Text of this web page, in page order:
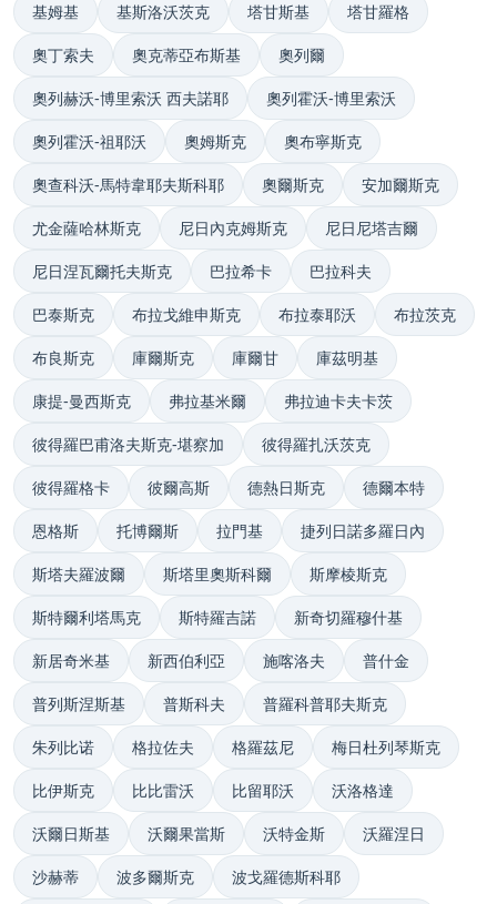
基姆基 基斯洛沃茨克 塔甘斯基 塔甘羅格
奧丁索夫 奧克蒂亞布斯基 奧列爾
奧列赫沃-博里索沃 西夫諾耶 奧列霍沃-博里索沃
奧列霍沃-祖耶沃 奧姆斯克 奧布寧斯克
奧查科沃-馬特韋耶夫斯科耶 奧爾斯克 安加爾斯克
尤金薩哈林斯克 尼日內克姆斯克 尼日尼塔吉爾
尼日涅瓦爾托夫斯克 巴拉希卡 巴拉科夫
巴泰斯克 布拉戈維申斯克 布拉泰耶沃 布拉茨克
布良斯克 庫爾斯克 庫爾甘 庫茲明基
康提-曼西斯克 弗拉基米爾 弗拉迪卡夫卡茨
彼得羅巴甫洛夫斯克-堪察加 彼得羅扎沃茨克
彼得羅格卡 彼爾高斯 德熱日斯克 德爾本特
恩格斯 托博爾斯 拉門基 捷列日諾多羅日內
斯塔夫羅波爾 斯塔里奧斯科爾 斯摩棱斯克
斯特爾利塔馬克 斯特羅吉諾 新奇切羅穆什基
新居奇米基 新西伯利亞 施喀洛夫 普什金
普列斯涅斯基 普斯科夫 普羅科普耶夫斯克
朱列比诺 格拉佐夫 格羅茲尼 梅日杜列琴斯克
比伊斯克 比比雷沃 比留耶沃 沃洛格達
沃爾日斯基 沃爾果當斯 沃特金斯 沃羅涅日
沙赫蒂 波多爾斯克 波戈羅德斯科耶